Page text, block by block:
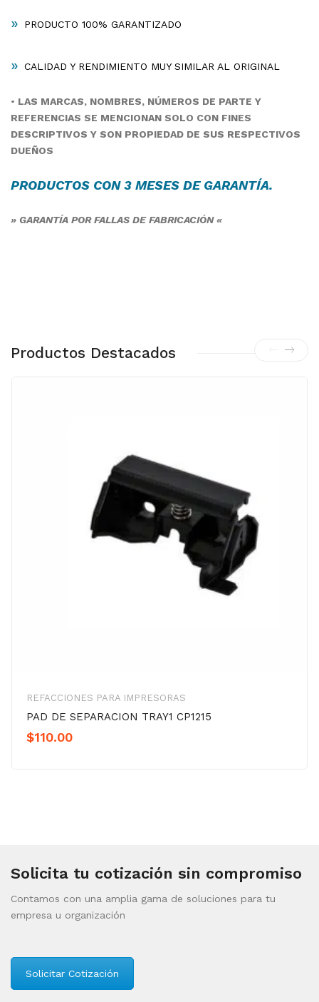
» PRODUCTO 100% GARANTIZADO
» CALIDAD Y RENDIMIENTO MUY SIMILAR AL ORIGINAL
• LAS MARCAS, NOMBRES, NÚMEROS DE PARTE Y
REFERENCIAS SE MENCIONAN SOLO CON FINES
DESCRIPTIVOS Y SON PROPIEDAD DE SUS RESPECTIVOS
DUEÑOS
PRODUCTOS CON 3 MESES DEGARANTÍA.
» GARANTÍA POR FALLAS DE FABRICACIÓN «
Productos Destacados
REFACCIONES PARA IMPRESORAS
PAD DE SEPARACION TRAY1 CP1215
$110.00
Solicita tu cotización sin compromiso
Contamos con una amplia gama de soluciones para tu
empresa u organización
Solicitar Cotización